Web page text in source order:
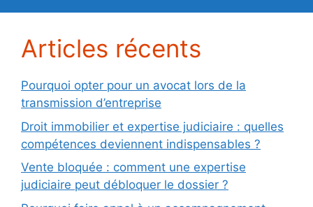
Articles récents
Pourquoi opter pour un avocat lors de la
transmission d’entreprise
Droit immobilier et expertise judiciaire : quelles
compétences deviennent indispensables ?
Vente bloquée : comment une expertise
judiciaire peut débloquer le dossier ?